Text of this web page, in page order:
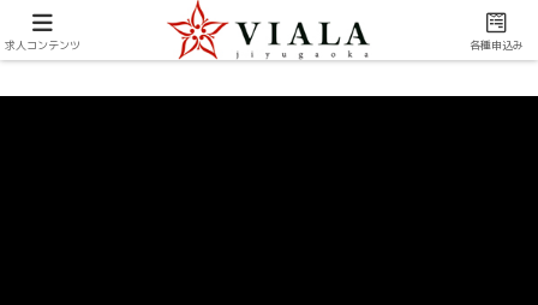
求人コンテンツ 各種申込み